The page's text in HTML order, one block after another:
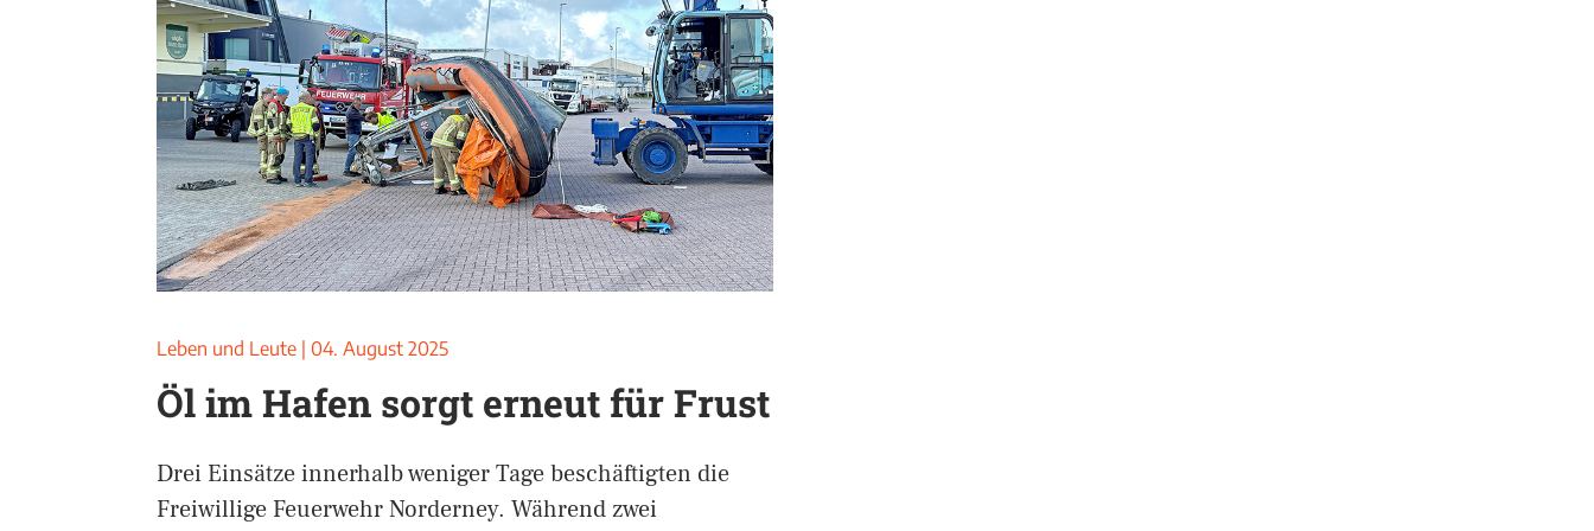
Leben und Leute 04. August 2025
Öl im Hafen sorgt erneut für Frust
Drei Einsätze innerhalb weniger Tage beschäftigten die
Freiwillige Feuerwehr Norderney. Während zwei